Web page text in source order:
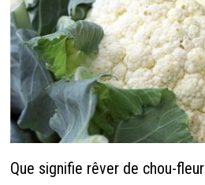
Que signifie rêver de chou-fleur